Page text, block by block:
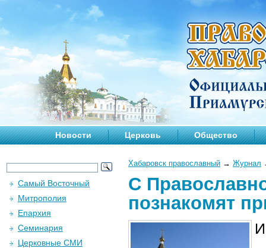
Новости Церковь Общество
Хабаровск православный → Журнал
С
познакомят
Самый Восточный
Митрополия
Епархия
Семинария
Церковные СМИ